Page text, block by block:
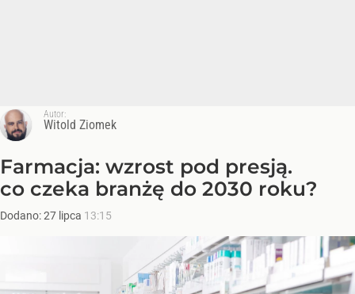
Autor:
Witold Ziomek
Farmacja: wzrost pod presją.
co czeka branżę do 2030 roku?
Dodano:27 lipca 13:15